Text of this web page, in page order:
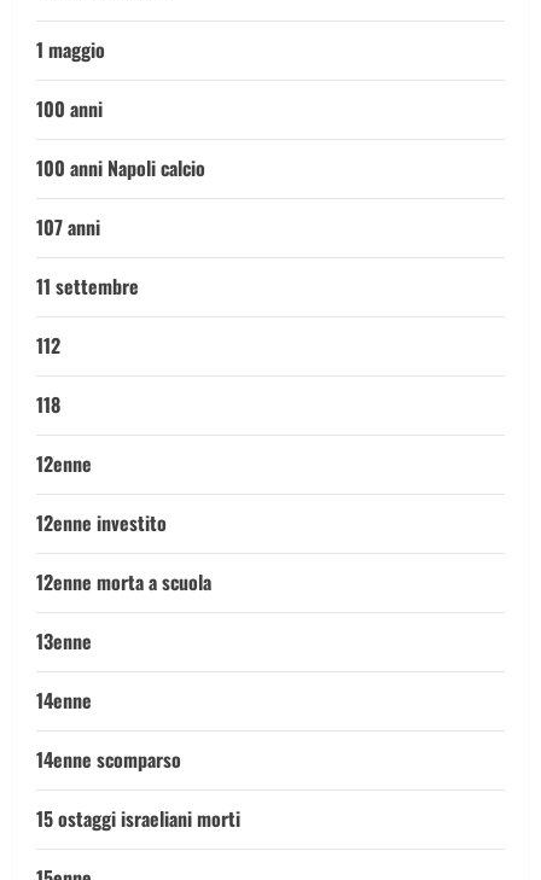
1 maggio
100 anni
100 anni Napoli calcio
107 anni
11 settembre
112
118
12enne
12enne investito
12enne morta a scuola
13enne
14enne
14enne scomparso
15 ostaggi israeliani morti